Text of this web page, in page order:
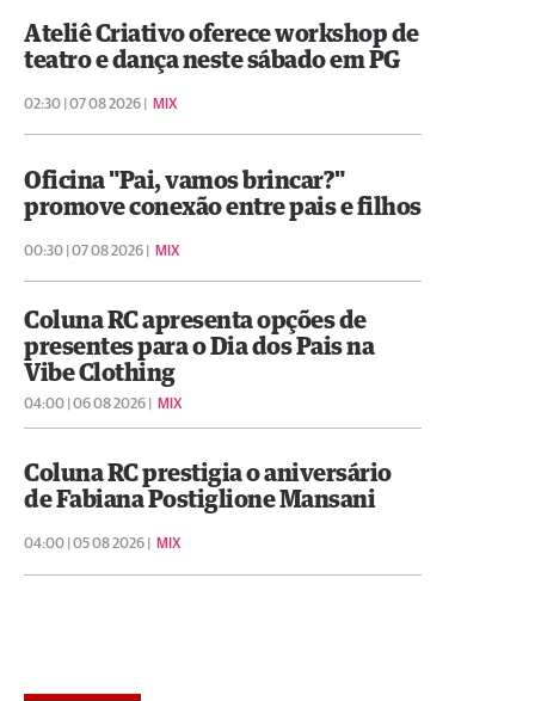
Ateliê Criativo oferece workshop de
teatro e dança neste sábado em PG
02:30 | 07 08 2026 | MIX
Oficina "Pai, vamos brincar?"
promove conexão entre pais e filhos
00:30 | 07 08 2026 | MIX
Coluna RC apresenta opções de
presentes para o Dia dos Pais na
Vibe Clothing
04:00 | 06 08 2026 | MIX
Coluna RC prestigia o aniversário
de Fabiana Postiglione Mansani
04:00 | 05 08 2026 | MIX